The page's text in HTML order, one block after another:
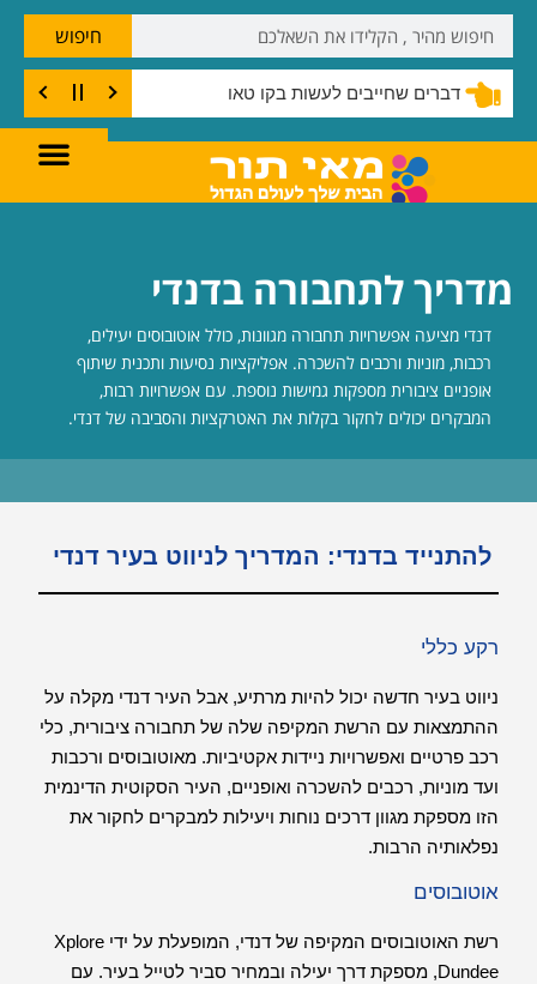
דברים שחייבים לעשות בקו טאו
חיפוש
מדריך לתחבורה בדנדי
דנדי מציעה אפשרויות תחבורה מגוונות, כולל אוטובוסים יעילים,
רכבות, מוניות ורכבים להשכרה. אפליקציות נסיעות ותכנית שיתוף
אופניים ציבורית מספקות גמישות נוספת. עם אפשרויות רבות,
המבקרים יכולים לחקור בקלות את האטרקציות והסביבה של דנדי.
להתנייד בדנדי: המדריך לניווט בעיר דנדי
רקע כללי
ניווט בעיר חדשה יכול להיות מרתיע, אבל העיר דנדי מקלה על
ההתמצאות עם הרשת המקיפה שלה של תחבורה ציבורית, כלי
רכב פרטיים ואפשרויות ניידות אקטיביות. מאוטובוסים ורכבות
ועד מוניות, רכבים להשכרה ואופניים, העיר הסקוטית הדינמית
הזו מספקת מגוון דרכים נוחות ויעילות למבקרים לחקור את
נפלאותיה הרבות.
אוטובוסים
רשת האוטובוסים המקיפה של דנדי, המופעלת על ידי Xplore
Dundee, מספקת דרך יעילה ובמחיר סביר לטייל בעיר. עם